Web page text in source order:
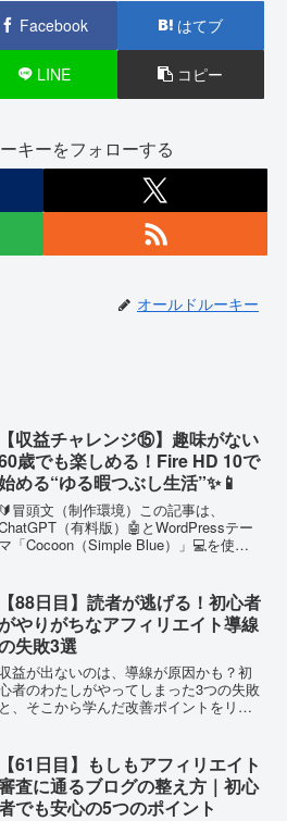
Facebook はてブ
LINE コピー
キーをフォローする
オールドルーキー
【収益チャレンジ⑮】趣味がない
歳でも楽しめる！Fire HD 10で
める“ゆる暇つぶし生活”✨📱
🔰冒頭文（制作環境）この記事は、
（有料版）🤖とWordPressテー
マ「Cocoon（Simple Blue）」💻を使用
HD 10 ...
【88日目】読者が逃げる！初心者
やりがちなアフィリエイト導線
失敗3選
収益が出ないのは、導線が原因かも？初
者のわたしがやってしまった3つの失敗
と、そこから学んだ改善ポイントをリア
【61日目】もしもアフィリエイト
査に通るブログの整え方｜初心
でも安心の5つのポイント